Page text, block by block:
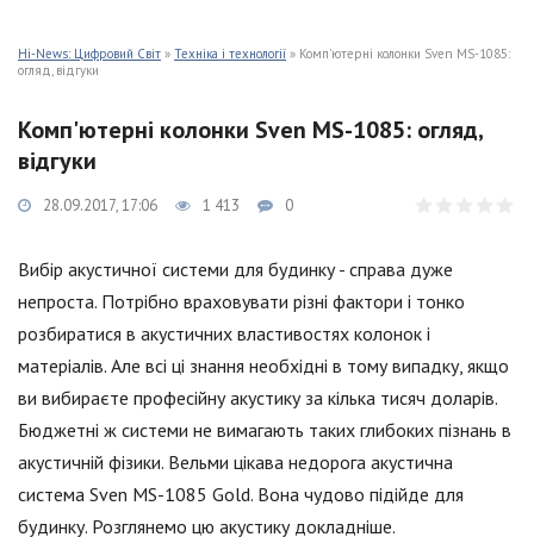
Hi-News: Цифровий Світ » Техніка і технології » Комп'ютерні колонки Sven MS-1085:
огляд, відгуки
Комп'ютерні колонки Sven MS-1085: огляд,
відгуки
28.09.2017, 17:06 1 413 0
Вибір акустичної системи для будинку - справа дуже
непроста. Потрібно враховувати різні фактори і тонко
розбиратися в акустичних властивостях колонок і
матеріалів. Але всі ці знання необхідні в тому випадку, якщо
ви вибираєте професійну акустику за кілька тисяч доларів.
Бюджетні ж системи не вимагають таких глибоких пізнань в
акустичній фізики. Вельми цікава недорога акустична
система Sven MS-1085 Gold. Вона чудово підійде для
будинку. Розглянемо цю акустику докладніше.